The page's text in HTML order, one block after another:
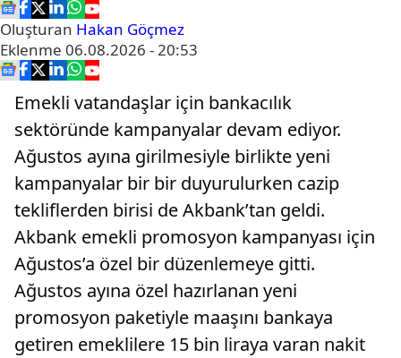
Oluşturan Hakan Göçmez
Eklenme 06.08.2026 - 20:53
Emekli vatandaşlar için bankacılık
sektöründe kampanyalar devam ediyor.
Ağustos ayına girilmesiyle birlikte yeni
kampanyalar bir bir duyurulurken cazip
tekliflerden birisi de Akbank’tan geldi.
Akbank emekli promosyon kampanyası için
Ağustos’a özel bir düzenlemeye gitti.
Ağustos ayına özel hazırlanan yeni
promosyon paketiyle maaşını bankaya
getiren emeklilere 15 bin liraya varan nakit